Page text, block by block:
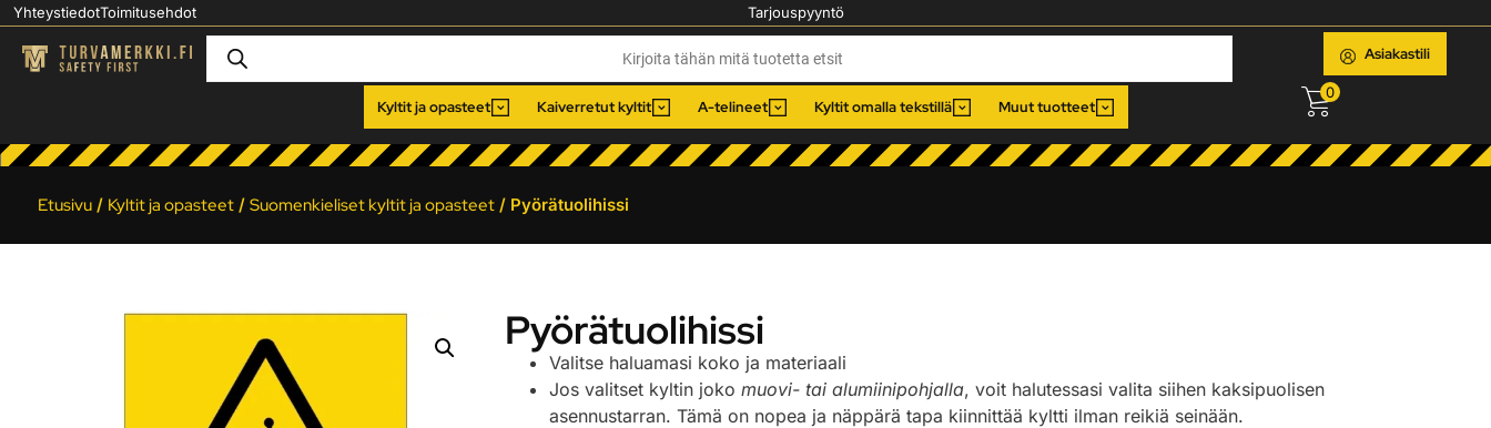
YhteystiedotToimitusehdot Tarjouspyyntö
Kyltit ja opasteet Kaiverretut kyltit A-telineet Kyltit omalla tekstillä Muut tuotteet
Asiakastili
0
Etusivu/ Kyltit ja opasteet/ Suomenkieliset kyltit ja opasteet/ Pyörätuolihissi
Pyörätuolihissi
Valitse haluamasi koko ja materiaali
Jos valitset kyltin joko muovi- tai alumiinipohjalla, voit halutessasi valita siihen kaksipuolisen
asennustarran. Tämä on nopea ja näppärä tapa kiinnittää kyltti ilman reikiä seinään.